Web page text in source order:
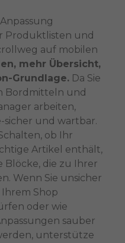
Produktlisten und
auf mobilen
mehr Übersicht,
Grundlage.Da Sie
Bordmitteln und
arbeiten,
sicher und wartbar.
ob Ihr
Artikel enthält,
Blöcke, die zu Ihrer
Wenn Sie unsicher
Shop
oder wie
sauber
unterstütze